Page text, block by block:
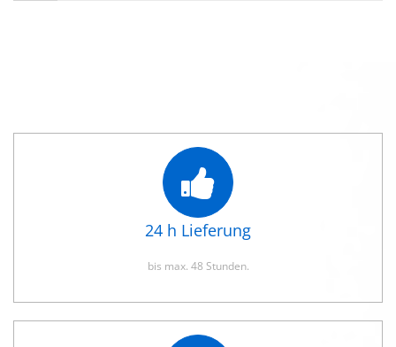
24 h Lieferung
bis max. 48 Stunden.